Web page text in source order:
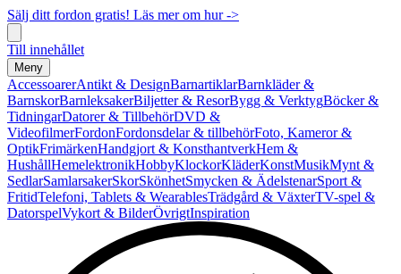
Sälj ditt fordon gratis! Läs mer om hur ->
Till innehållet
Meny
AccessoarerAntikt & DesignBarnartiklarBarnkläder &
BarnskorBarnleksakerBiljetter & ResorBygg & VerktygBöcker &
TidningarDatorer & TillbehörDVD &
VideofilmerFordonFordonsdelar & tillbehörFoto, Kameror &
OptikFrimärkenHandgjort & KonsthantverkHem &
HushållHemelektronikHobbyKlockorKläderKonstMusikMynt &
SedlarSamlarsakerSkorSkönhetSmycken & ÄdelstenarSport &
FritidTelefoni, Tablets & WearablesTrädgård & VäxterTV-spel &
DatorspelVykort & BilderÖvrigtInspiration